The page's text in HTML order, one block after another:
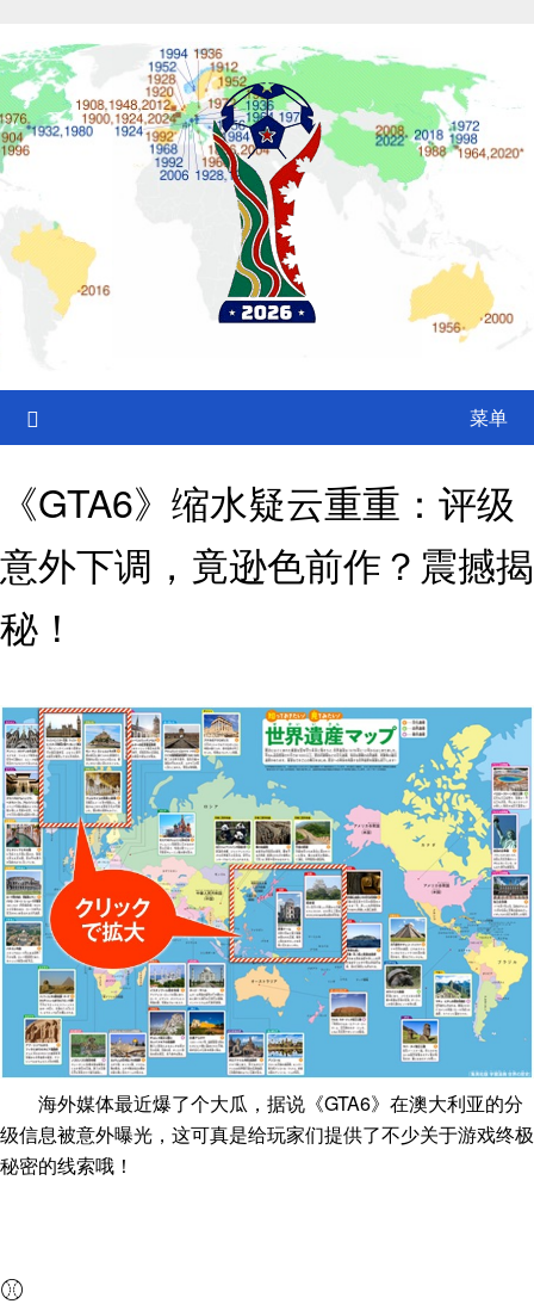
content
菜单
《GTA6》缩水疑云重重：评级
意外下调，竟逊色前作？震撼揭
秘！
海外媒体最近爆了个大瓜，据说《GTA6》在澳大利亚的分
级信息被意外曝光，这可真是给玩家们提供了不少关于游戏终极
秘密的线索哦！
⚾